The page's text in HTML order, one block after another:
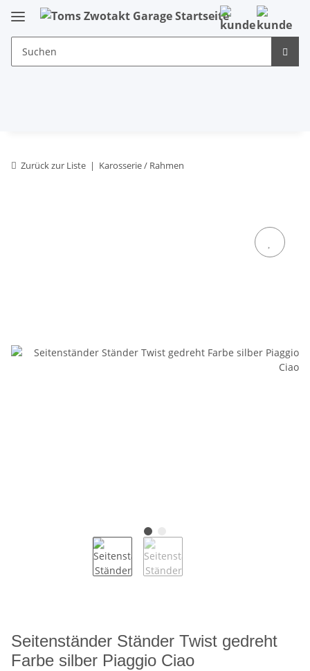
Zurück zur Liste Karosserie / Rahmen
Seitenständer Ständer Twist gedreht
Farbe silber Piaggio Ciao